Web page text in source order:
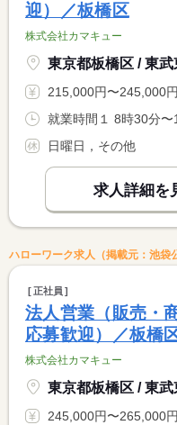
迎）／板橋区
株式会社カマキュー
215,000円〜245,000円 ※フルタイム求人の場合
就業時間１ 8時30分
日曜日，その他
求人詳細を
ハローワーク求人（掲載元：池袋
正社員
法人営業（販売・
応募歓迎）／板橋
株式会社カマキュー
245,000円〜265,000円 ※フルタイム求人の場合